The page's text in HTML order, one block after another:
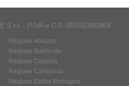
S.r.l. - P.IVA e C.F. 05055360969
Regione Abruzzo
Regione Basilicata
Regione Calabria
Regione Campania
Regione Emilia Romagna